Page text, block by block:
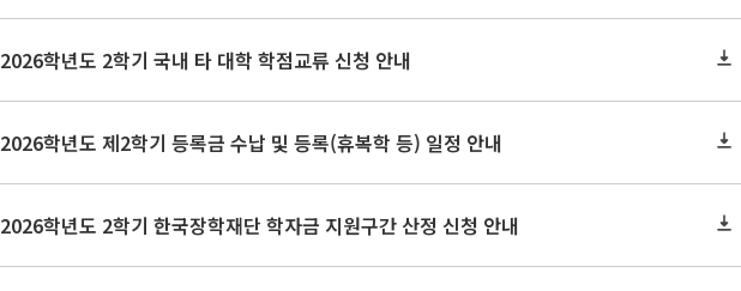
2026학년도 2학기 국내 타 대학 학점교류 신청 안내
2026학년도 제2학기 등록금 수납 및 등록(휴복학 등) 일정 안내
2026학년도 2학기 한국장학재단 학자금 지원구간 산정 신청 안내